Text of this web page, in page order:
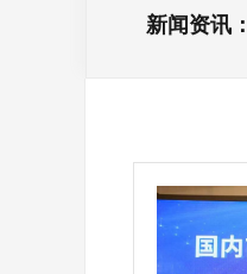
新闻资讯：